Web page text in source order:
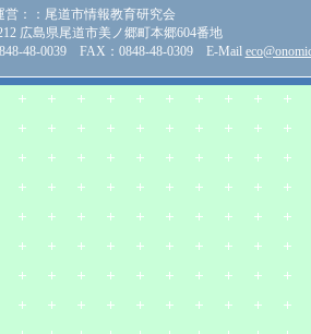
営：：尾道市情報教育研究会
広島県尾道市美ノ郷町本郷604番地
48-0039 FAX：0848-48-0309 E-Mail